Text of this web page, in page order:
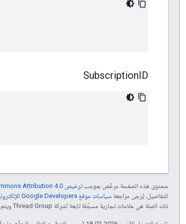
SubscriptionID
محتوى هذه الصفحة مرخّص بموجبترخيص Creative Commons Attribution 4.0‏
للتفاصيل، يُرجى مراجعة سياسات موقع Google Developers الإلكتروني
ذات الصلة هي علامات تجارية مسجّلة تابعة لشركة Thread Group ويتم استخدامها بموجب ترخيص.